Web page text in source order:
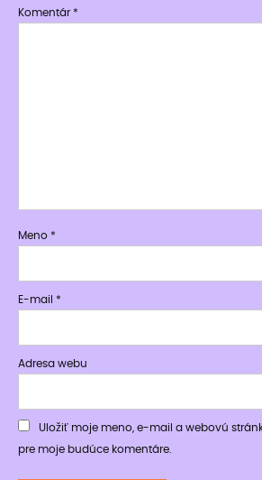
Komentár *
Meno *
E-mail *
Adresa webu
Uložiť moje meno, e-mail a webovú
pre moje budúce komentáre.